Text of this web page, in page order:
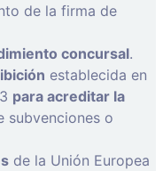
de la firma de
concursal.
establecida en
para acreditar la
subvenciones o
de la Unión Europea